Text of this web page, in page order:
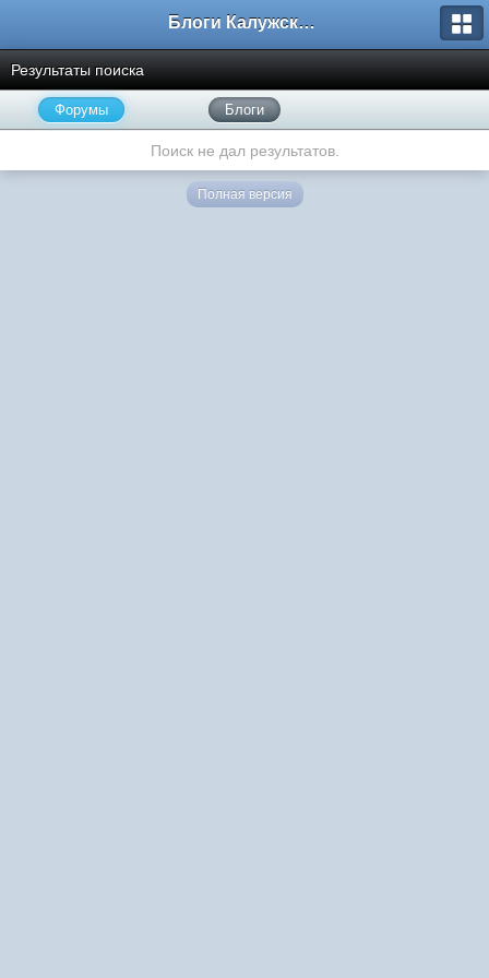
Блоги Калужского перекрестка
Результаты поиска
Форумы Блоги
Поиск не дал результатов.
Полная версия